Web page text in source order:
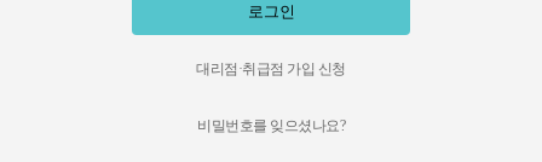
로그인
대리점·취급점 가입 신청
비밀번호를 잊으셨나요?